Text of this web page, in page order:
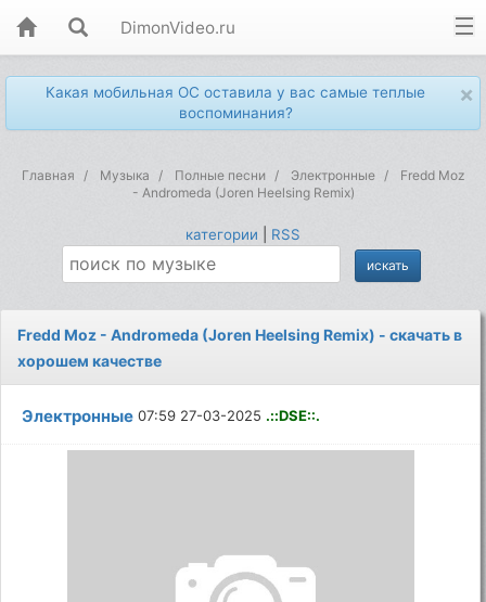
DimonVideo.ru
×
Какая мобильная ОС оставила у вас самые теплые
воспоминания?
Главная Музыка Полные песни Электронные
Fredd Moz
- Andromeda (Joren Heelsing Remix)
категории RSS
Fredd Moz - Andromeda (Joren Heelsing Remix) - скачать в
хорошем качестве
Электронные 07:59 27-03-2025 .::DSE::.